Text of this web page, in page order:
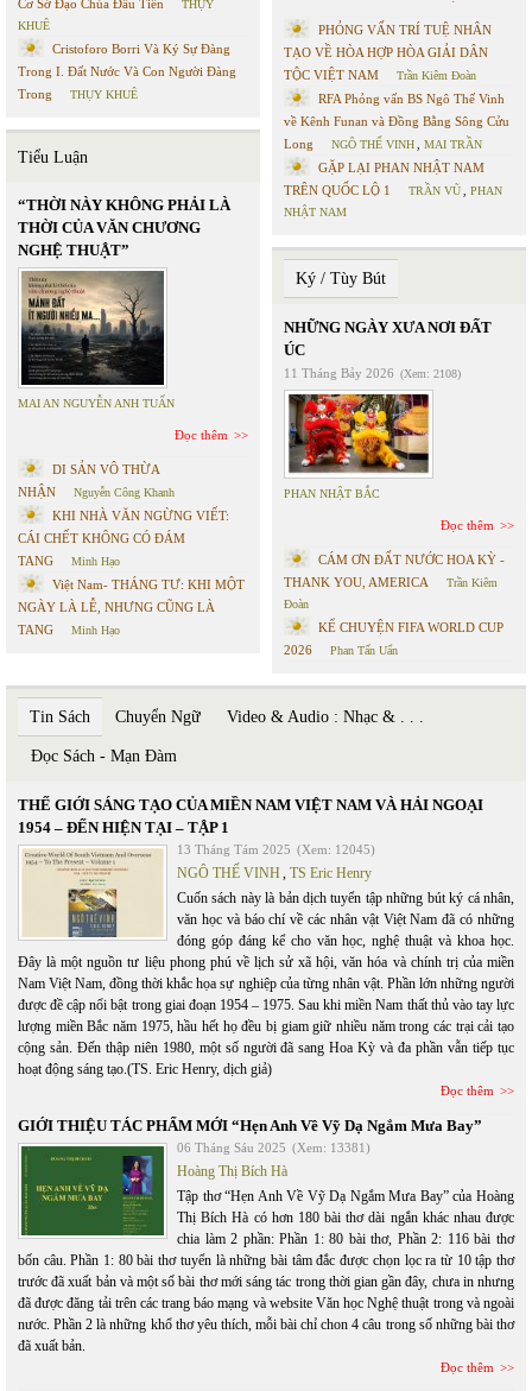
Cơ Sở Đạo Chúa Đầu Tiên
THỤY
KHUÊ
Cristoforo Borri Và Ký Sự Đàng
Trong I. Đất Nước Và Con Người Đàng
Trong
THỤY KHUÊ
Tiểu Luận
“THỜI NÀY KHÔNG PHẢI LÀ
THỜI CỦA VĂN CHƯƠNG
NGHỆ THUẬT”
MAI AN NGUYỄN ANH TUẤN
Đọc thêm
DI SẢN VÔ THỪA
NHẬN
Nguyễn Công Khanh
KHI NHÀ VĂN NGỪNG VIẾT:
CÁI CHẾT KHÔNG CÓ ĐÁM
TANG
Minh Hạo
Việt Nam- THÁNG TƯ: KHI MỘT
NGÀY LÀ LỄ, NHƯNG CŨNG LÀ
TANG
Minh Hạo
PHỎNG VẤN TRÍ TUỆ NHÂN
TẠO VỀ HÒA HỢP HÒA GIẢI DÂN
TỘC VIỆT NAM
Trần Kiêm Đoàn
RFA Phỏng vấn BS Ngô Thế Vinh
về Kênh Funan và Đồng Bằng Sông Cửu
Long
NGÔ THẾ VINH MAI TRẦN
GẶP LẠI PHAN NHẬT NAM
TRÊN QUỐC LỘ 1
TRẦN VŨ
PHAN
NHẬT NAM
Ký / Tùy Bút
NHỮNG NGÀY XƯA NƠI ĐẤT
ÚC
11 Tháng Bảy 2026 (Xem: 2108)
PHAN NHẬT BẮC
Đọc thêm
CÁM ƠN ĐẤT NƯỚC HOA KỲ -
THANK YOU, AMERICA
Trần Kiêm
Đoàn
KỂ CHUYỆN FIFA WORLD CUP
2026
Phan Tấn Uẩn
Tin Sách Chuyển Ngữ Video & Audio : Nhạc & . . .
Đọc Sách - Mạn Đàm
THẾ GIỚI SÁNG TẠO CỦA MIỀN NAM VIỆT NAM VÀ HẢI NGOẠI
1954 – ĐẾN HIỆN TẠI – TẬP 1
13 Tháng Tám 2025 (Xem: 12045)
NGÔ THẾ VINH, TS Eric Henry
Cuốn sách này là bản dịch tuyển tập những bút ký cá nhân,
văn học và báo chí về các nhân vật Việt Nam đã có những
đóng góp đáng kể cho văn học, nghệ thuật và khoa học.
Đây là một nguồn tư liệu phong phú về lịch sử xã hội, văn hóa và chính trị của miền
Nam Việt Nam, đồng thời khắc họa sự nghiệp của từng nhân vật. Phần lớn những người
được đề cập nổi bật trong giai đoạn 1954 – 1975. Sau khi miền Nam thất thủ vào tay lực
lượng miền Bắc năm 1975, hầu hết họ đều bị giam giữ nhiều năm trong các trại cải tạo
cộng sản. Đến thập niên 1980, một số người đã sang Hoa Kỳ và đa phần vẫn tiếp tục
hoạt động sáng tạo.(TS. Eric Henry, dịch giả)
Đọc thêm
GIỚI THIỆU TÁC PHẨM MỚI “Hẹn Anh Về Vỹ Dạ Ngắm Mưa Bay”
06 Tháng Sáu 2025 (Xem: 13381)
Hoàng Thị Bích Hà
Tập thơ “Hẹn Anh Về Vỹ Dạ Ngắm Mưa Bay” của Hoàng
Thị Bích Hà có hơn 180 bài thơ dài ngắn khác nhau được
chia làm 2 phần: Phần 1: 80 bài thơ, Phần 2: 116 bài thơ
bốn câu. Phần 1: 80 bài thơ tuyển là những bài tâm đắc được chọn lọc ra từ 10 tập thơ
trước đã xuất bản và một số bài thơ mới sáng tác trong thời gian gần đây, chưa in nhưng
đã được đăng tải trên các trang báo mạng và website Văn học Nghệ thuật trong và ngoài
nước. Phần 2 là những khổ thơ yêu thích, mỗi bài chỉ chon 4 câu trong số những bài thơ
đã xuất bản.
Đọc thêm